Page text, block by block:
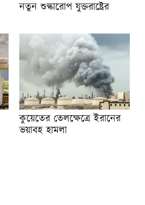
নতুন শুল্কারোপ যুক্তরাষ্ট্রের
কুয়েতের তেলক্ষেত্রে ইরানের
ভয়াবহ হামলা